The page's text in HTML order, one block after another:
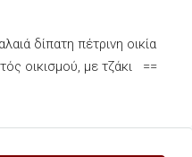
δίπατη πέτρινη οικία
οικισμού, με τζάκι ==